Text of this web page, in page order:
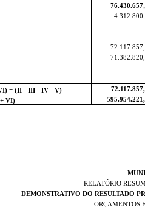
= (II - III - IV - V)
VI)
RELATÓRIO
DEMONSTRATIVO DO RESULTADO
ORÇAMENTOS